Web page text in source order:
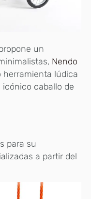
un
Nendo
lúdica
caballo de
para su
a partir del